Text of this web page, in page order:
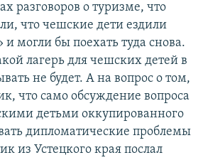
разговоров о туризме, что
что чешские дети ездили
и могли бы поехать туда снова.
лагерь для чешских детей в
не будет. А на вопрос о том,
что само обсуждение вопроса
детьми оккупированного
дипломатические проблемы
из Устецкого края послал